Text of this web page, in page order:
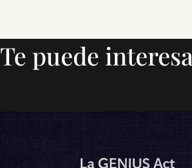
Te puede